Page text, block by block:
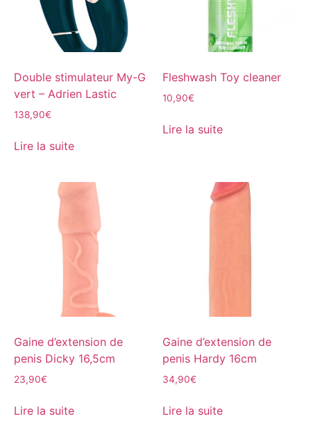
Double stimulateur My-G
vert – Adrien Lastic
138,90€
Lire la suite
Fleshwash Toy cleaner
10,90€
Lire la suite
Gaine d’extension de
penis Dicky 16,5cm
23,90€
Lire la suite
Gaine d’extension de
penis Hardy 16cm
34,90€
Lire la suite